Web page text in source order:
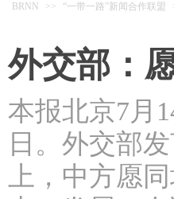
BRNN >> “一带一路”新闻合作联盟
外交部：
本报北京7月
日。外交部
上，中方愿